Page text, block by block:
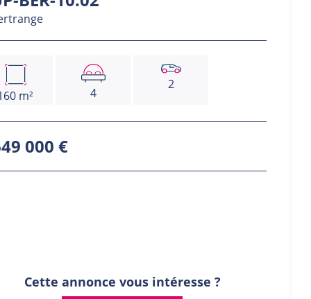
m² 4
2
000 €
Cette annonce vous intéresse ?